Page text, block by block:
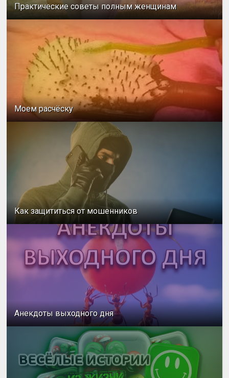
Практические советы полным женщинам
Моем расчёску
Как защититься от мошенников
Анекдоты выходного дня